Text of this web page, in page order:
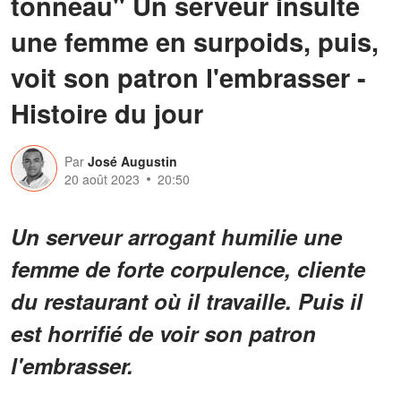
une femme en surpoids, puis,
voit son patron l'embrasser -
Histoire du jour
Par José Augustin
20 août 2023
20:50
Un serveur arrogant humilie une
femme de forte corpulence, cliente
du restaurant où il travaille. Puis il
est horrifié de voir son patron
l'embrasser.